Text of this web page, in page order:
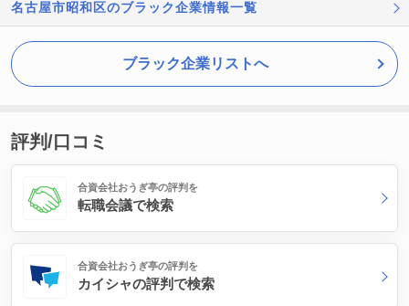
名古屋市昭和区のブラック企業情報一覧
ブラック企業リストへ
評判/口コミ
合資会社おうぎ亭の評判を
転職会議で検索
合資会社おうぎ亭の評判を
カイシャの評判で検索